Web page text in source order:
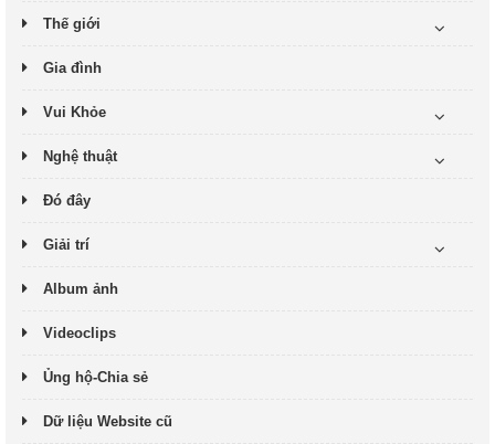
Thế giới
Gia đình
Vui Khỏe
Nghệ thuật
Đó đây
Giải trí
Album ảnh
Videoclips
Ủng hộ-Chia sẻ
Dữ liệu Website cũ